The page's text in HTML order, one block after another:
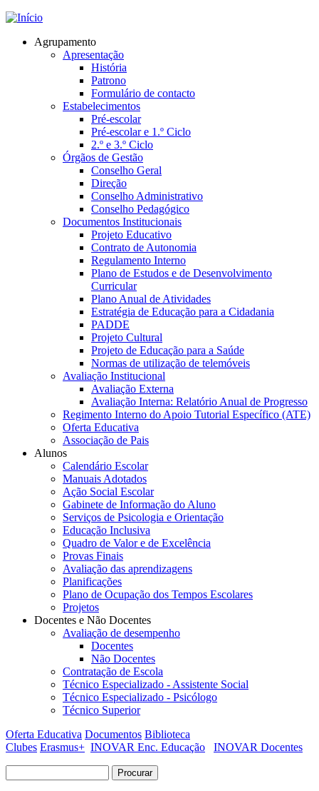
Jump to navigation
Agrupamento
Apresentação
História
Patrono
Formulário de contacto
Estabelecimentos
Pré-escolar
Pré-escolar e 1.º Ciclo
2.º e 3.º Ciclo
Órgãos de Gestão
Conselho Geral
Direção
Conselho Administrativo
Conselho Pedagógico
Documentos Institucionais
Projeto Educativo
Contrato de Autonomia
Regulamento Interno
Plano de Estudos e de Desenvolvimento
Curricular
Plano Anual de Atividades
Estratégia de Educação para a Cidadania
PADDE
Projeto Cultural
Projeto de Educação para a Saúde
Normas de utilização de telemóveis
Avaliação Institucional
Avaliação Externa
Avaliação Interna: Relatório Anual de Progresso
Regimento Interno do Apoio Tutorial Específico (ATE)
Oferta Educativa
Associação de Pais
Alunos
Calendário Escolar
Manuais Adotados
Ação Social Escolar
Gabinete de Informação do Aluno
Serviços de Psicologia e Orientação
Educação Inclusiva
Quadro de Valor e de Excelência
Provas Finais
Avaliação das aprendizagens
Planificações
Plano de Ocupação dos Tempos Escolares
Projetos
Docentes e Não Docentes
Avaliação de desempenho
Docentes
Não Docentes
Contratação de Escola
Técnico Especializado - Assistente Social
Técnico Especializado - Psicólogo
Técnico Superior
Oferta Educativa Documentos Biblioteca
Clubes Erasmus+ INOVAR Enc. Educação INOVAR Docentes